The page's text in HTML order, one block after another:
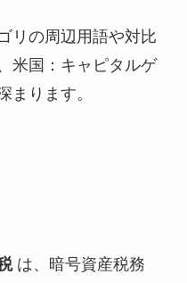
リの周辺用語や対比
米国：キャピタルゲ
まります。
は、暗号資産税務